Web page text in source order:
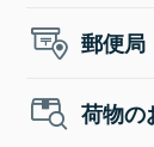
郵便局
荷物の